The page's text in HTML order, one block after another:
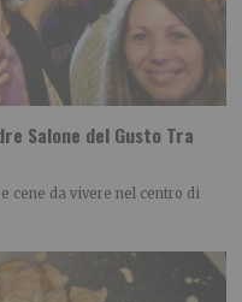
Salone del Gusto Tra
cene da vivere nel centro di